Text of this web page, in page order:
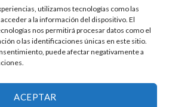
utilizamos tecnologías como las
a la información del dispositivo. El
nos permitirá procesar datos como el
o las identificaciones únicas en este sitio.
puede afectar negativamente a
ACEPTAR
inversión
para
hogar
en
2025
hogar
con
nuestros
productos.
en
España
en
2025:
entre
y
los
otras medidas puedes solicitar un
desde nuestro formulario de solicitud